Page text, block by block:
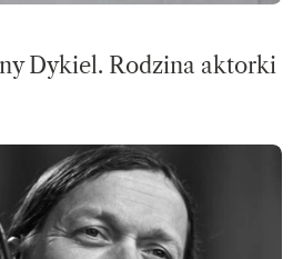
Dykiel. Rodzina aktorki